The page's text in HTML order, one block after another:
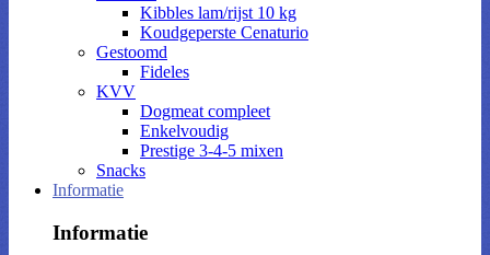
Kibbles lam/rijst 10 kg
Koudgeperste Cenaturio
Gestoomd
Fideles
KVV
Dogmeat compleet
Enkelvoudig
Prestige 3-4-5 mixen
Snacks
Informatie
Informatie